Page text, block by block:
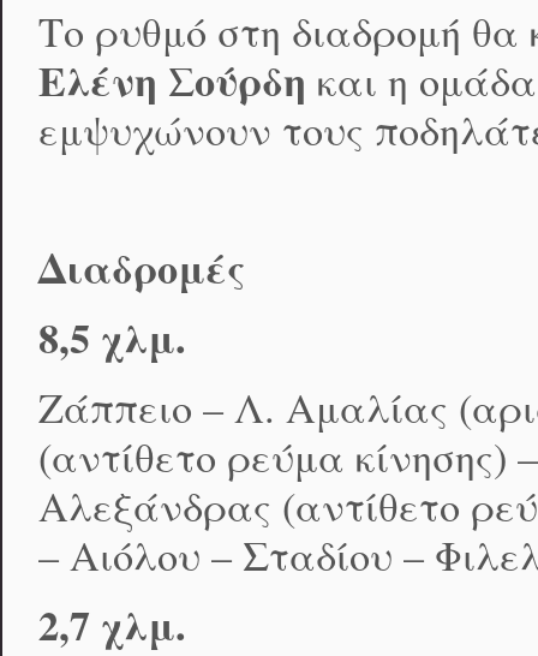
Το ρυθμό στη διαδρομή
Ελένη Σούρδη και η
εμψυχώνουν τους
Διαδρομές
8,5 χλμ.
Ζάππειο – Λ. Αμαλίας
(αντίθετο ρεύμα κίνησης)
Αλεξάνδρας (αντίθετο
– Αιόλου – Σταδίου –
2,7 χλμ.